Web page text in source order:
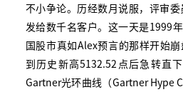
不小争论。历经数月说服，评审
发给数千名客户。这一天是1999
国股市真如Alex预言的那样开始
到历史新高5132.52点后急转直
Gartner光环曲线（Gartner Hype